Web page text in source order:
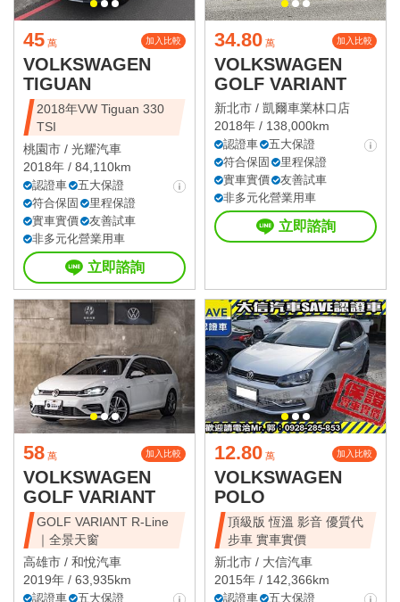
45 萬 加入比較
VOLKSWAGEN
TIGUAN
2018年VW Tiguan 330
TSI
桃園市 / 光耀汽車
2018年 / 84,110km
認證車
五大保證
符合保固
里程保證
實車實價
友善試車
非多元化營業用車
立即諮詢
34.80 萬 加入比較
VOLKSWAGEN
GOLF VARIANT
新北市 / 凱爾車業林口店
2018年 / 138,000km
認證車
五大保證
符合保固
里程保證
實車實價
友善試車
非多元化營業用車
立即諮詢
58 萬 加入比較
VOLKSWAGEN
GOLF VARIANT
GOLF VARIANT R-Line
｜全景天窗
高雄市 / 和悅汽車
2019年 / 63,935km
認證車
五大保證
12.80 萬 加入比較
VOLKSWAGEN
POLO
頂級版 恆溫 影音 優質代
步車 實車實價
新北市 / 大信汽車
2015年 / 142,366km
認證車
五大保證